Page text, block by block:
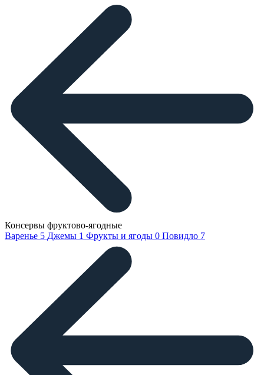
Консервы фруктово-ягодные
Варенье 5 Джемы 1 Фрукты и ягоды 0 Повидло 7